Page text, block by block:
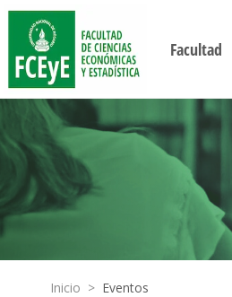
Facultad
Inicio > Eventos